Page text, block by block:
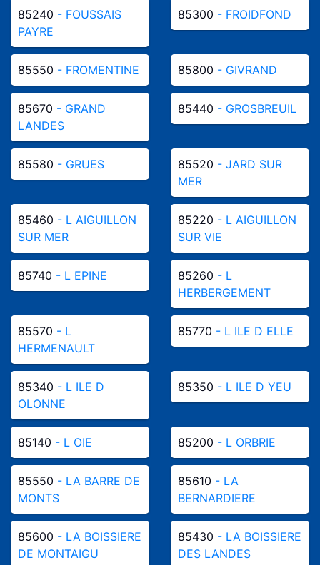
85240 - FOUSSAIS
PAYRE
85300 - FROIDFOND
85550 - FROMENTINE 85800 - GIVRAND
85670 - GRAND
LANDES
85440 - GROSBREUIL
85580 - GRUES 85520 - JARD SUR
MER
85460 - L AIGUILLON
SUR MER
85220 - L AIGUILLON
SUR VIE
85740 - L EPINE 85260 - L
HERBERGEMENT
85570 - L
HERMENAULT
85770 - L ILE D ELLE
85340 - L ILE D
OLONNE
85350 - L ILE D YEU
85140 - L OIE 85200 - L ORBRIE
85550 - LA BARRE DE
MONTS
85610 - LA
BERNARDIERE
85600 - LA BOISSIERE
DE MONTAIGU
85430 - LA BOISSIERE
DES LANDES